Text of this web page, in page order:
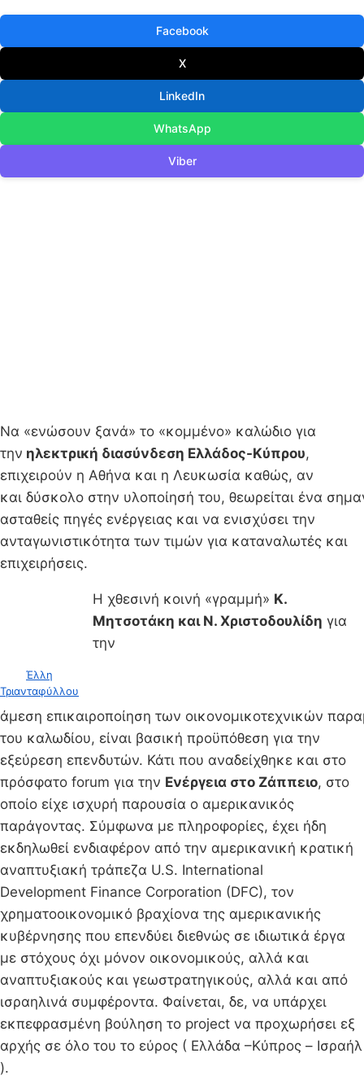
Facebook
X
LinkedIn
WhatsApp
Viber
Να «ενώσουν ξανά» το «κομμένο» καλώδιο για
την ηλεκτρική διασύνδεση Ελλάδος-Κύπρου,
επιχειρούν η Αθήνα και η Λευκωσία καθώς, αν
και δύσκολο στην υλοποίησή του, θεωρείται ένα
ασταθείς πηγές ενέργειας και να ενισχύσει την
ανταγωνιστικότητα των τιμών για καταναλωτές και
επιχειρήσεις.
Έλλη
Τριανταφύλλου
Η χθεσινή κοινή «γραμμή» Κ.
Μητσοτάκη και Ν. Χριστοδουλίδη για
την
άμεση επικαιροποίηση των οικονομικοτεχνικών
του καλωδίου, είναι βασική προϋπόθεση για την
εξεύρεση επενδυτών. Κάτι που αναδείχθηκε και στο
πρόσφατο forum για την Ενέργεια στο Ζάππειο, στο
οποίο είχε ισχυρή παρουσία ο αμερικανικός
παράγοντας. Σύμφωνα με πληροφορίες, έχει ήδη
εκδηλωθεί ενδιαφέρον από την αμερικανική κρατική
αναπτυξιακή τράπεζα U.S. International
Development Finance Corporation (DFC), τον
χρηματοοικονομικό βραχίονα της αμερικανικής
κυβέρνησης που επενδύει διεθνώς σε ιδιωτικά έργα
με στόχους όχι μόνον οικονομικούς, αλλά και
αναπτυξιακούς και γεωστρατηγικούς, αλλά και από
ισραηλινά συμφέροντα. Φαίνεται, δε, να υπάρχει
εκπεφρασμένη βούληση το project να προχωρήσει εξ
αρχής σε όλο του το εύρος ( Ελλάδα –Κύπρος – Ισραήλ
).